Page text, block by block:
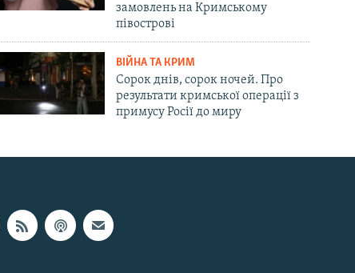
замовлень на Кримському
півострові
ВІЙНА ТА КРИМ
Сорок днів, сорок ночей. Про
результати кримської операції з
примусу Росії до миру